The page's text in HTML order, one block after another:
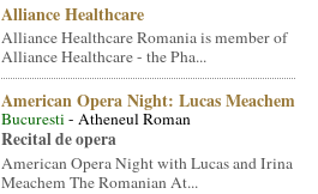
Alliance Healthcare
Alliance Healthcare Romania is member of
Alliance Healthcare - the Pha...
American Opera Night: Lucas Meachem
Bucuresti- Atheneul Roman
Recital de opera
American Opera Night with Lucas and Irina
Meachem The Romanian At...